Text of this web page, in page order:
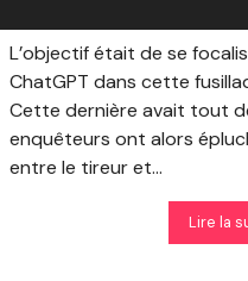
L’objectif était de se
ChatGPT dans cette
Cette dernière avait tout
enquêteurs ont alors
entre le tireur et...
Lire la